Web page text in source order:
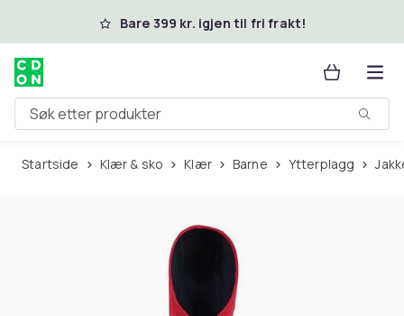
Hopp til hovedinnholdBare 399 kr. igjen til fri frakt!
Søk etter produkter
Startside Klær & sko Klær Barne Ytterplagg